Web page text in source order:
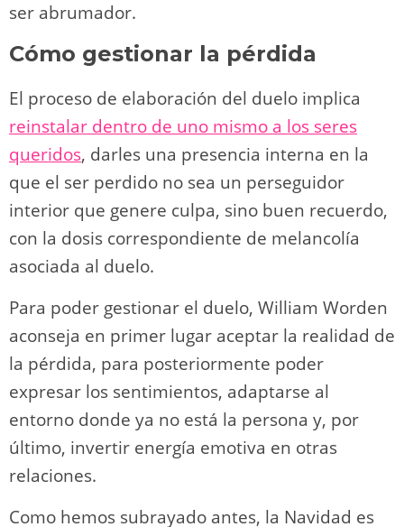
ser abrumador.
Cómo gestionar la pérdida
El proceso de elaboración del duelo implica
reinstalar dentro de uno mismo a los seres
queridos, darles una presencia interna en la
que el ser perdido no sea un perseguidor
interior que genere culpa, sino buen recuerdo,
con la dosis correspondiente de melancolía
asociada al duelo.
Para poder gestionar el duelo, William Worden
aconseja en primer lugar aceptar la realidad de
la pérdida, para posteriormente poder
expresar los sentimientos, adaptarse al
entorno donde ya no está la persona y, por
último, invertir energía emotiva en otras
relaciones.
Como hemos subrayado antes, la Navidad es